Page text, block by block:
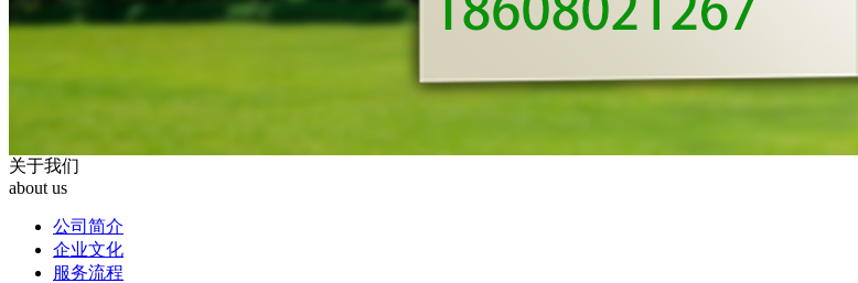
关于我们
about us
公司简介
企业文化
服务流程